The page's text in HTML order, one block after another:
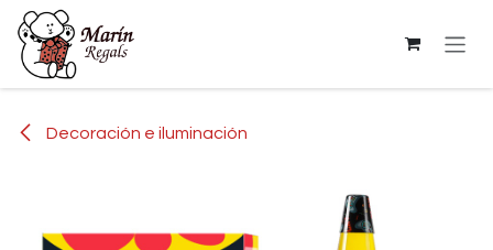
Ir al contenido
Decoración e iluminación